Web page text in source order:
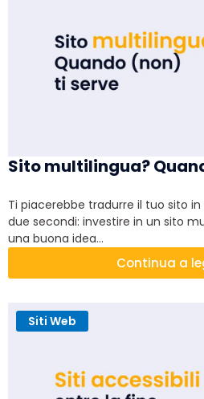
Sito multilingua?
Ti piacerebbe tradurre il tuo sito
due secondi: investire in un sito
una buona idea...
Continua a
Siti Web